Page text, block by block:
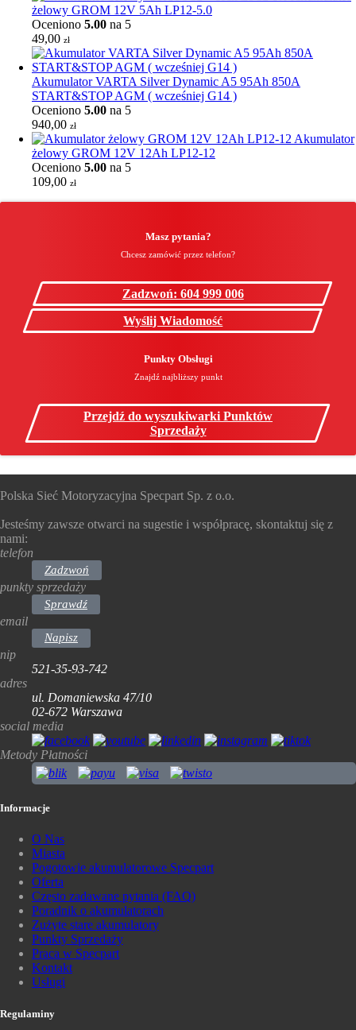
żelowy GROM 12V 5Ah LP12-5.0
Oceniono 5.00 na 5
49,00 zł
Akumulator VARTA Silver Dynamic A5 95Ah 850A
START&STOP AGM ( wcześniej G14 )
Oceniono 5.00 na 5
940,00 zł
Akumulator
żelowy GROM 12V 12Ah LP12-12
Oceniono 5.00 na 5
109,00 zł
Masz pytania?
Chcesz zamówić przez telefon?
Zadzwoń: 604 999 006
Wyślij Wiadomość
Punkty Obsługi
Znajdź najbliższy punkt
Przejdź do wyszukiwarki Punktów
Sprzedaży
Polska Sieć Motoryzacyjna Specpart Sp. z o.o.
Jesteśmy zawsze otwarci na sugestie i współpracę, skontaktuj się z
nami:
telefon
Zadzwoń
punkty sprzedaży
Sprawdź
email
Napisz
nip
521-35-93-742
adres
ul. Domaniewska 47/10
02-672 Warszawa
social media
Metody Płatności
Informacje
O Nas
Miasta
Pogotowie akumulatorowe Specpart
Oferta
Często zadawane pytania (FAQ)
Poradnik o akumulatorach
Zużyte stare akumulatory
Punkty Sprzedaży
Praca w Specpart
Kontakt
Usługi
Regulaminy